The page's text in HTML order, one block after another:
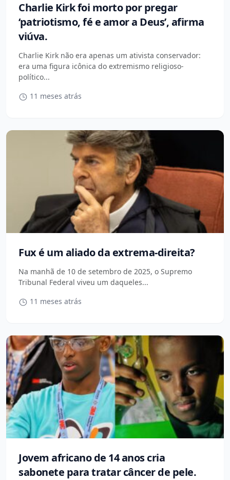
Charlie Kirk foi morto por pregar
‘patriotismo, fé e amor a Deus’, afirma
viúva.
Charlie Kirk não era apenas um ativista conservador:
era uma figura icônica do extremismo religioso-
político...
11 meses atrás
Fux é um aliado da extrema-direita?
Na manhã de 10 de setembro de 2025, o Supremo
Tribunal Federal viveu um daqueles...
11 meses atrás
Jovem africano de 14 anos cria
sabonete para tratar câncer de pele.